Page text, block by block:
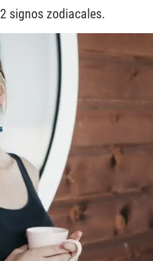
signos zodiacales.